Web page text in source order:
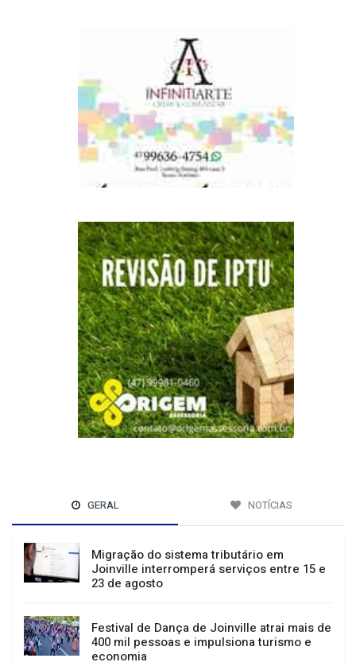
GERAL NOTÍCIAS
Migração do sistema tributário em
Joinville interromperá serviços entre 15 e
23 de agosto